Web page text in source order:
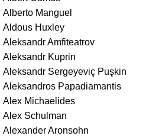
Alberto Manguel
Aldous Huxley
Aleksandr Amfiteatrov
Aleksandr Kuprin
Aleksandr Sergeyeviç Puşkin
Aleksandros Papadiamantis
Alex Michaelides
Alex Schulman
Alexander Aronsohn